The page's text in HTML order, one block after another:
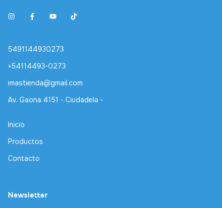
5491144930273
+54114493-0273
imastienda@gmail.com
Av. Gaona 4151 - Ciudadela -
Inicio
Productos
Contacto
Newsletter